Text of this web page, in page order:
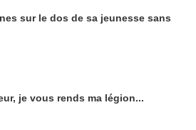
sur le dos de sa jeunesse sans
je vous rends ma légion...